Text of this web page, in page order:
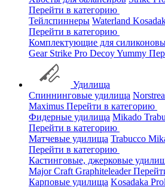
Перейти в категорию
Тейлспиннеры Waterland
Перейти в категорию
Комплектующие для
Gear Strike Pro DecoyYummy
Удилища
Спиннинговые удилища
Maximus Перейти в категорию
Фидерные удилища Mikado
Перейти в категорию
Матчевые удилища Trabucco
Перейти в категорию
Кастинговые, джерковые
Major Craft Graphiteleader
Карповые удилища Kosadaka